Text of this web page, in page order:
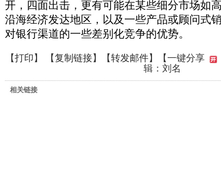
开，四面出击，更有可能在某些细分市场如
沿海经济发达地区，以及一些产品或顾问式
对银行渠道的一些差别化竞争的优势。
【打印】 【复制链接】【转发邮件】
【一键分享
辑：刘名
相关链接